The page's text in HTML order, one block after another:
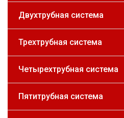
Двухтрубная система
Трехтрубная система
Четырехтрубная система
Пятитрубная система